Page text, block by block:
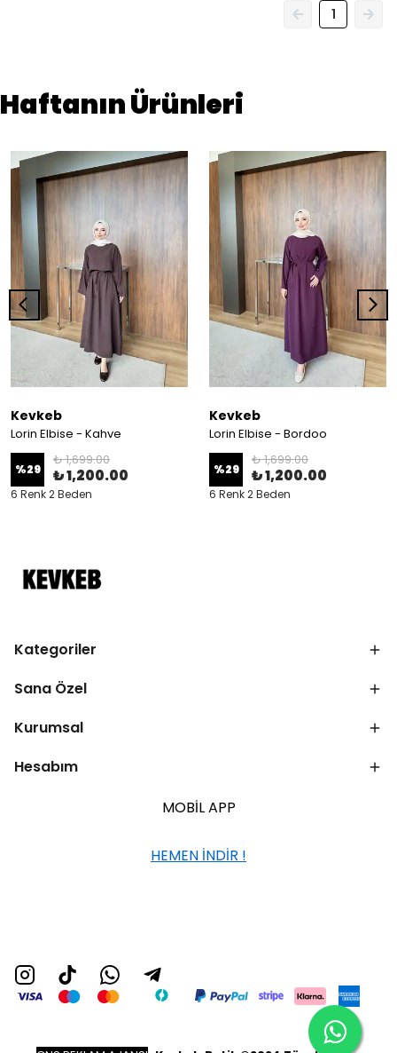
1
Haftanın Ürünleri
Kevkeb
Lorin Elbise - Kahve
%29
₺ 1,699.00
₺ 1,200.00
6 Renk 2 Beden
Kevkeb
Lorin Elbise - Bordoo
%29
₺ 1,699.00
₺ 1,200.00
6 Renk 2 Beden
Kategoriler
Sana Özel
Kurumsal
Hesabım
MOBİL APP
HEMEN İNDİR !